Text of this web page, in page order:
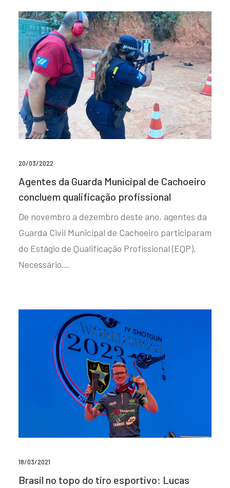
20/03/2022
Agentes da Guarda Municipal de Cachoeiro
concluem qualificação profissional
De novembro a dezembro deste ano, agentes da
Guarda Civil Municipal de Cachoeiro participaram
do Estágio de Qualificação Profissional (EQP).
Necessário…
18/03/2021
Brasil no topo do tiro esportivo: Lucas